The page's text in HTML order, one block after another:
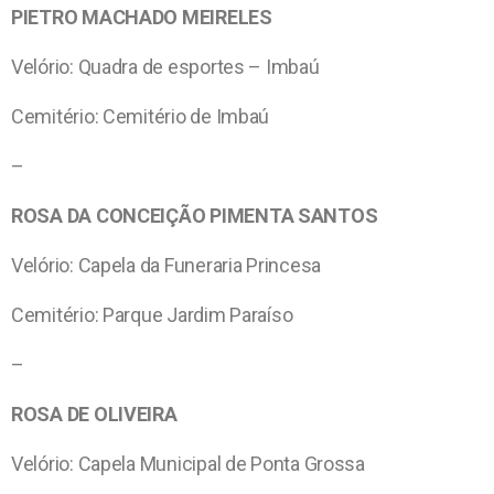
PIETRO MACHADO MEIRELES
Velório: Quadra de esportes – Imbaú
Cemitério: Cemitério de Imbaú
–
ROSA DA CONCEIÇÃO PIMENTA SANTOS
Velório: Capela da Funeraria Princesa
Cemitério: Parque Jardim Paraíso
–
ROSA DE OLIVEIRA
Velório: Capela Municipal de Ponta Grossa